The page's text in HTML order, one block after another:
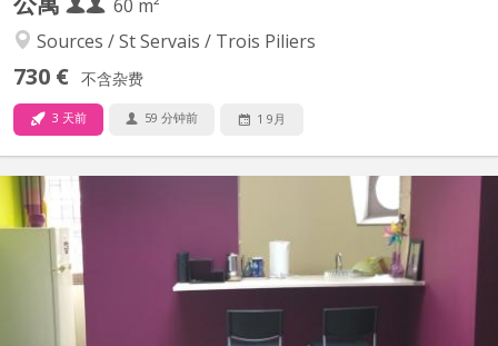
60 m²
Sources / St Servais / Trois Piliers
730 € 不含杂费
3 天前 59 分钟前 1 9月
KN 2513
Appartement entièrement meublé et autonome au dessus d'une
habitation familiale à Jambes (centre-ville). Ambiance calme et
studieuse. Location pour deux étudiant(e)s. 2 chambres - Grand
salon - Cuisine entièrement équipée - Salle de bain avec douche
et WC - TV et Internet. Facilités de parking...